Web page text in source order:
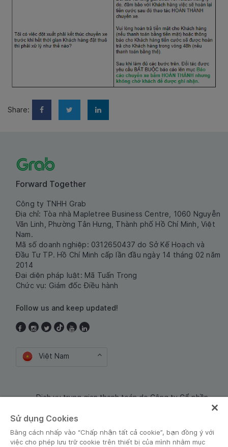
Share:
Forward Together
Công ty TNHH Grab
Địa chỉ: Tòa nhà Mapletree Business Centre, 1060 Nguyễn
Văn Linh, Phường Tân Hưng, Thành phố Hồ Chí Minh, Việt
Nam.
Mã số doanh nghiệp: 0312650437 do Sở Kế Hoạch và
Đầu Tư TP. Hồ Chí Minh cấp lần đầu ngày 14 tháng 02 năm
2014
Đại diện pháp luật: Mã Tuấn Trọng
Chức vụ: Giám đốc Điều hành
Follow us and keep updated!
Việt Nam
Dịch vụ trung gian thanh toán do Công ty Cổ phần
Sử dụng Cookies
Bằng cách nhấp vào “Chấp nhận tất cả cookie”, bạn đồng ý với
việc cho phép lưu trữ cookie trên thiết bị của mình nhằm mục